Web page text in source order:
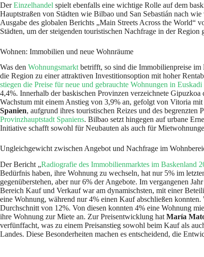
DerEinzelhandel spielt ebenfalls eine wichtige Rolle auf dem
Hauptstraßen von Städten wie Bilbao und San Sebastián nach
Ausgabe des globalen Berichts „Main Streets Across the World“
Städten, um der steigenden touristischen Nachfrage in der Region
Wohnen: Immobilien und neue Wohnräume
Was den Wohnungsmarkt betrifft, so sind die Immobilienpreise im
die Region zu einer attraktiven Investitionsoption mit hoher
stiegen die Preise für neue und gebrauchte Wohnungen in
4,4%. Innerhalb der baskischen Provinzen verzeichnete
Wachstum mit einem Anstieg von 3,9% an, gefolgt von Vitoria
Spanien, aufgrund ihres touristischen Reizes und des
Provinzhauptstadt Spaniens. Bilbao setzt hingegen auf urbane
Initiative schafft sowohl für Neubauten als auch für
Ungleichgewicht zwischen Angebot und Nachfrage im
Der Bericht „Radiografie des Immobilienmarktes im Baskenland
Bedürfnis haben, ihre Wohnung zu wechseln, hat nur 5% im
gegenüberstehen, aber nur 6% der Angebote. Im vergangenen
Bereich Kauf und Verkauf war am dynamischsten, mit einer
eine Wohnung, während nur 4% einen Kauf abschließen konnten.
Durchschnitt von 12%. Von diesen konnten 4% eine Wohnung
ihre Wohnung zur Miete an. Zur Preisentwicklung hat María
verfünffacht, was zu einem Preisanstieg sowohl beim Kauf als
Landes. Diese Besonderheiten machen es entscheidend, die